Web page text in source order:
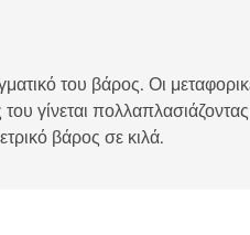
του βάρος. Οι
πολλαπλασιάζοντας
βάρος σε κιλά.